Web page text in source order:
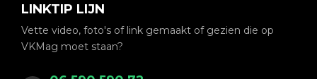
LINKTIP LIJN
Vette video, foto's of link gemaakt of gezien die op
VKMag moet staan?